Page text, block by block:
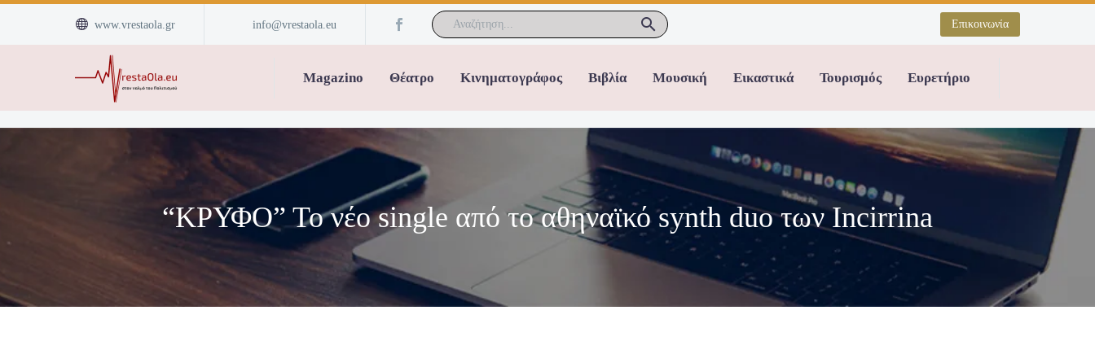

 www.vrestaola.gr info@vrestaola.eu Επικοινωνία
Magazino Θέατρο Κινηματογράφος Βιβλία Μουσική Εικαστικά Τουρισμός Ευρετήριο
“ΚΡΥΦΟ” Το νέο single από το αθηναϊκό synth duo των Incirrina